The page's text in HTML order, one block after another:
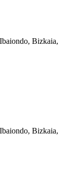
Bizkaia,
Bizkaia,